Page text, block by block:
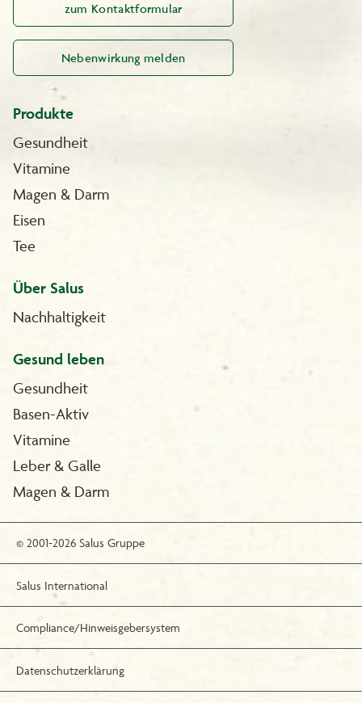
zum Kontaktformular
Nebenwirkung melden
Produkte
Gesundheit
Vitamine
Magen & Darm
Eisen
Tee
Über Salus
Nachhaltigkeit
Gesund leben
Gesundheit
Basen-Aktiv
Vitamine
Leber & Galle
Magen & Darm
© 2001-2026 Salus Gruppe
Salus International
Compliance/Hinweisgebersystem
Datenschutzerklärung